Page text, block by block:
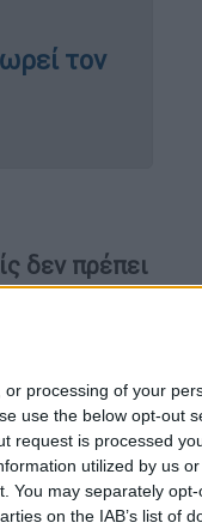
processing of your
use the below opt-out
request is processed
utilized by us
You may separately
on the IAB’s list of
τον
δεν πρέπει
τον
να
Η
τον